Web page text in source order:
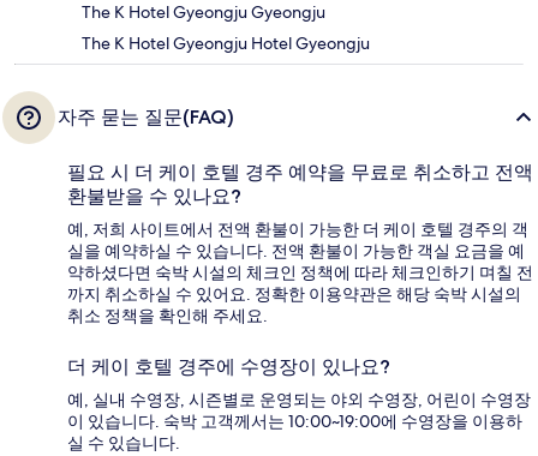
The K Hotel Gyeongju Gyeongju
The K Hotel Gyeongju Hotel Gyeongju
자주 묻는 질문(FAQ)
필요 시 더 케이 호텔 경주 예약을 무료로 취소하고 전액
환불받을 수 있나요?
예, 저희 사이트에서 전액 환불이 가능한 더 케이 호텔 경주의 객
실을 예약하실 수 있습니다. 전액 환불이 가능한 객실 요금을 예
약하셨다면 숙박 시설의 체크인 정책에 따라 체크인하기 며칠 전
까지 취소하실 수 있어요. 정확한 이용약관은 해당 숙박 시설의
취소 정책을 확인해 주세요.
더 케이 호텔 경주에 수영장이 있나요?
예, 실내 수영장, 시즌별로 운영되는 야외 수영장, 어린이 수영장
이 있습니다. 숙박 고객께서는 10:00~19:00에 수영장을 이용하
실 수 있습니다.